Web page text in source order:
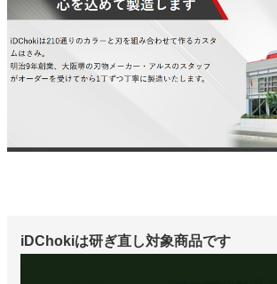
iDChokiは研ぎ直し対象商品です